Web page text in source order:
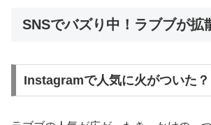
SNSでバズり中！ラブブが拡
Instagramで人気に火がついた？